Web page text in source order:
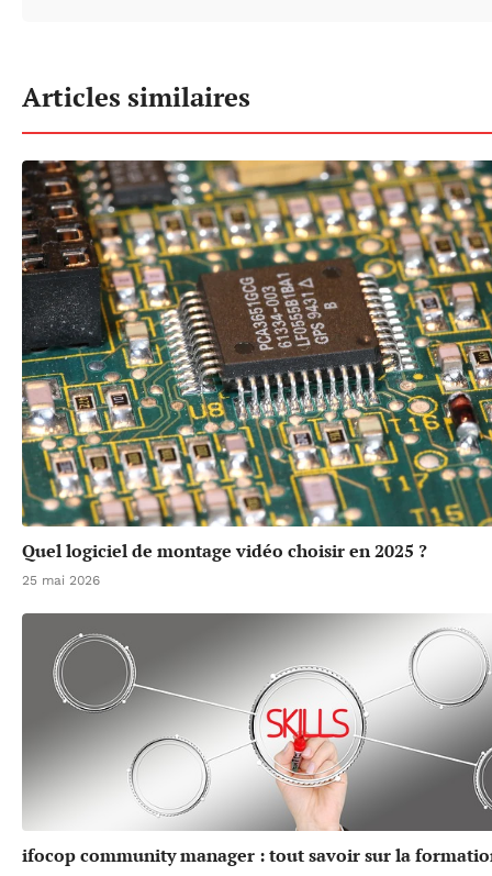
Articles similaires
Quel logiciel de montage vidéo choisir en 2025 ?
25 mai 2026
ifocop community manager : tout savoir sur la